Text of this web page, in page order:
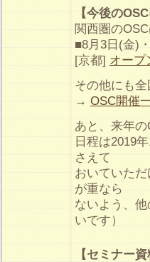
【今後の
関西圏の
■8月3日(金)
[京都] オープ
その他にも
→ OSC開催
あと、来年
日程は2019
さえて
おいていた
が重なら
ないよう、
いです）
【セミナー